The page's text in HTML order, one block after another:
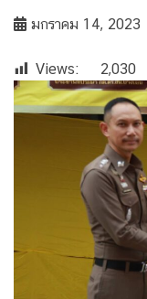
มกราคม 14, 2023
Views: 2,030